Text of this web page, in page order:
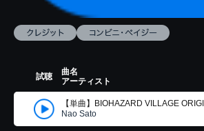
試聴
曲名
アーティスト
【単曲】BIOHAZARD VILLAGE
Nao Sato